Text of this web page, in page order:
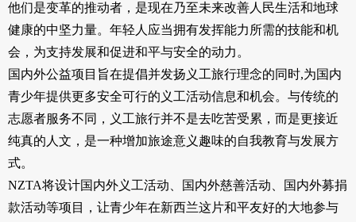
他们是变革的推动者，是现在乃至未来改善人民生活和地球
健康的中坚力量。年轻人应当拥有发挥能力所需的技能和机
会，为支持发展和促进和平与安全的动力。
国内外公益项目旨在提倡并发扬义工旅行理念的同时,为国内
青少年提供更多安全可行的义工活动信息和机会。与传统的
志愿者服务不同，义工旅行并不是去吃苦受累，而是更接近
纯真的人文，是一种增加旅途意义趣味的自我教育与发展方
式。
NZTA将设计国内外义工活动、国内外慈善活动、国内外募捐
款活动等项目，让青少年在新西兰这片和平友好的大地参与